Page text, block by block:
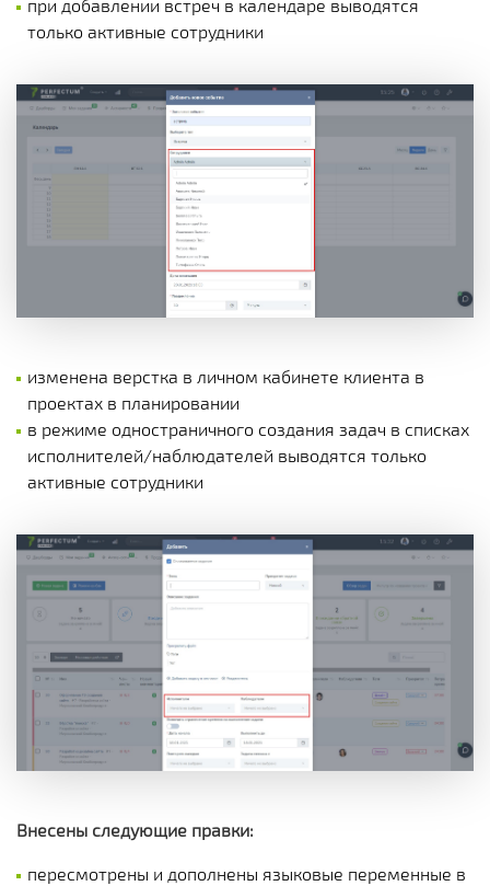
при добавлении встреч в календаре выводятся
только активные сотрудники
изменена верстка в личном кабинете клиента в
проектах в планировании
в режиме одностраничного создания задач в списках
исполнителей/наблюдателей выводятся только
активные сотрудники
Внесены следующие правки:
пересмотрены и дополнены языковые переменные в